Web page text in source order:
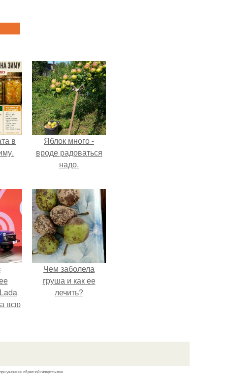
в
Яблок много -
вроде радоваться
надо.
всю
Чем заболела
груша и как ее
лечить?
указании обратной гиперссылки.